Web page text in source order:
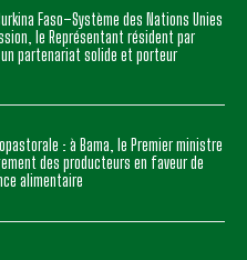
Faso–Système des Nations Unies
le Représentant résident par
partenariat solide et porteur
: à Bama, le Premier ministre
des producteurs en faveur de
alimentaire